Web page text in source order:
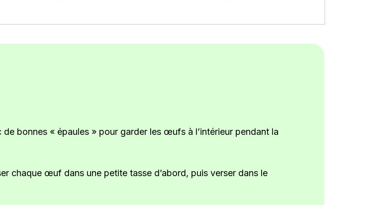
bonnes « épaules » pour garder les œufs à l’intérieur pendant la
chaque œuf dans une petite tasse d’abord, puis verser dans le